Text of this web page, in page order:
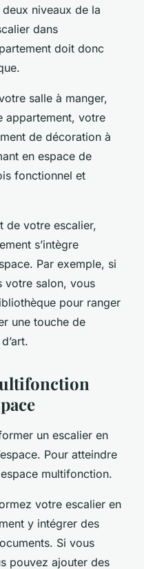
niveaux de la
dans
doit donc
salle à manger,
appartement, votre
de décoration à
en espace de
fonctionnel et
de votre escalier,
s’intègre
Par exemple, si
votre salon, vous
pour ranger
une touche de
un escalier en
Pour atteindre
multifonction.
votre escalier en
y intégrer des
Si vous
pouvez ajouter des